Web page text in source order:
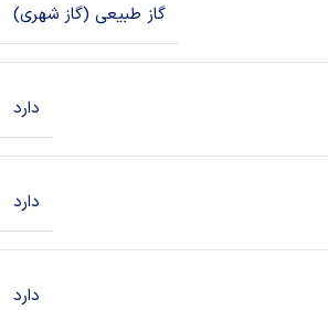
گاز طبیعی (گاز شهری)
دارد
دارد
دارد